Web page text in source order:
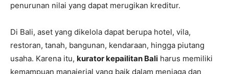
penurunan nilai yang dapat merugikan kreditur.
Di Bali, aset yang dikelola dapat berupa hotel, vila,
restoran, tanah, bangunan, kendaraan, hingga piutang
usaha. Karena itu, kurator kepailitan Bali harus memiliki
kemampuan manajerial yang baik dalam menjaga dan